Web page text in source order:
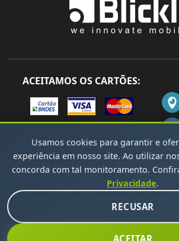
ACEITAMOS OS CARTÕES:
Todos os direitos reservados
Desenvolvido por
Usamos cookies para garantir e
experiência em nosso site. Ao utilizar
concorda com tal monitoramento.
Privacidade.
RECUSAR
ACEITAR